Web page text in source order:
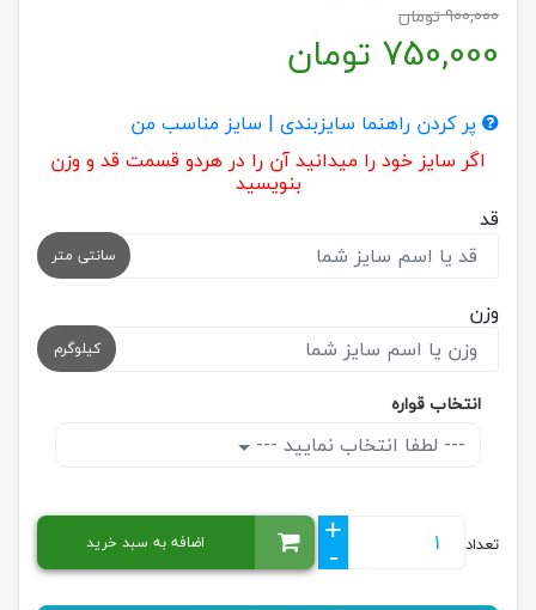
900,000تومان
750,000 تومان
پر کردن راهنما سایزبندی | سایز مناسب من
اگر سایز خود را میدانید آن را در هردو قسمت قد و وزن
بنویسید
قد
سانتی متر
وزن
کیلوگرم
انتخاب قواره
--- لطفا انتخاب نمایید ---
تعداد
+
-
اضافه به سبد خرید